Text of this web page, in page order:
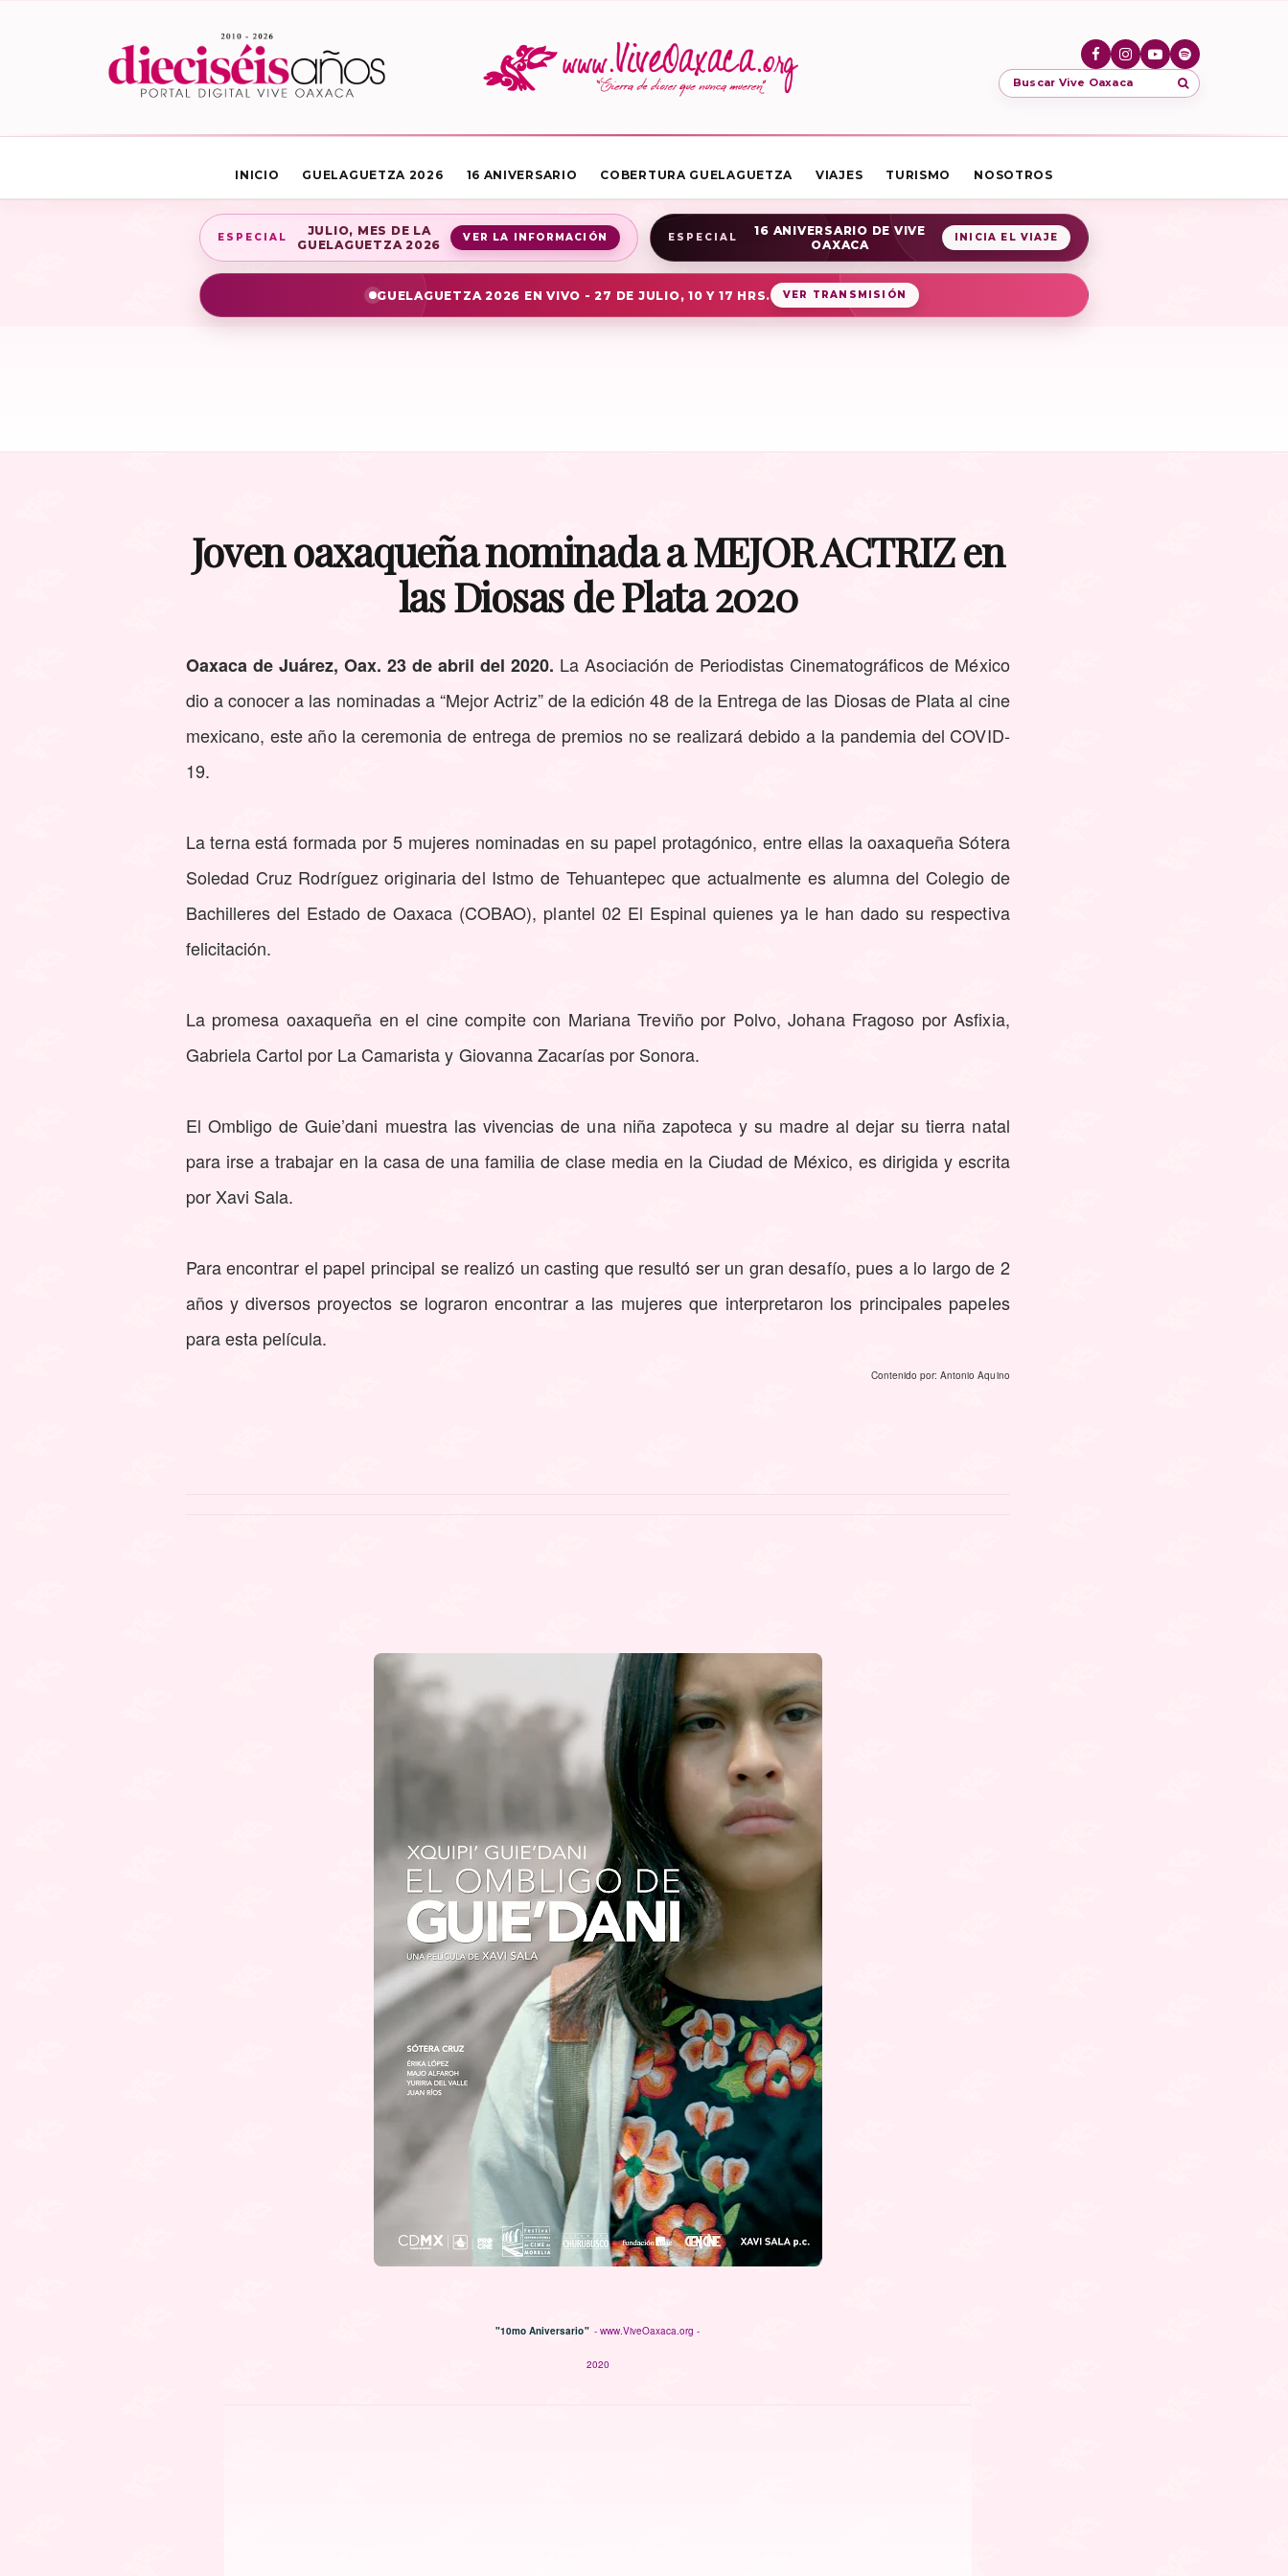
Buscar Vive Oaxaca
INICIO GUELAGUETZA 2026 16 ANIVERSARIO COBERTURA GUELAGUETZA VIAJES TURISMO NOSOTROS
ESPECIAL
JULIO, MES DE LA
GUELAGUETZA 2026
VER LA INFORMACIÓN ESPECIAL
16 ANIVERSARIO DE VIVE
OAXACA
INICIA EL VIAJE
GUELAGUETZA 2026 EN VIVO - 27 DE JULIO, 10 Y 17 HRS. VER TRANSMISIÓN
Joven oaxaqueña nominada a MEJOR ACTRIZ en
las Diosas de Plata 2020
Oaxaca de Juárez, Oax. 23 de abril del 2020. La Asociación de Periodistas Cinematográficos de México
dio a conocer a las nominadas a “Mejor Actriz” de la edición 48 de la Entrega de las Diosas de Plata al cine
mexicano, este año la ceremonia de entrega de premios no se realizará debido a la pandemia del COVID-
19.
La terna está formada por 5 mujeres nominadas en su papel protagónico, entre ellas la oaxaqueña Sótera
Soledad Cruz Rodríguez originaria del Istmo de Tehuantepec que actualmente es alumna del Colegio de
Bachilleres del Estado de Oaxaca (COBAO), plantel 02 El Espinal quienes ya le han dado su respectiva
felicitación.
La promesa oaxaqueña en el cine compite con Mariana Treviño por Polvo, Johana Fragoso por Asfixia,
Gabriela Cartol por La Camarista y Giovanna Zacarías por Sonora.
El Ombligo de Guie’dani muestra las vivencias de una niña zapoteca y su madre al dejar su tierra natal
para irse a trabajar en la casa de una familia de clase media en la Ciudad de México, es dirigida y escrita
por Xavi Sala.
Para encontrar el papel principal se realizó un casting que resultó ser un gran desafío, pues a lo largo de 2
años y diversos proyectos se lograron encontrar a las mujeres que interpretaron los principales papeles
para esta película.
Contenido por: Antonio Aquino
"10mo Aniversario" - www.ViveOaxaca.org -
2020